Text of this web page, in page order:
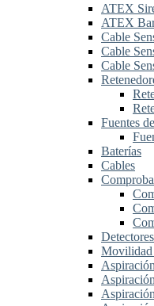
ATEX
ATEX
Cable
Cable
Cable
Fuentes
Baterías
Cables
Movilidad